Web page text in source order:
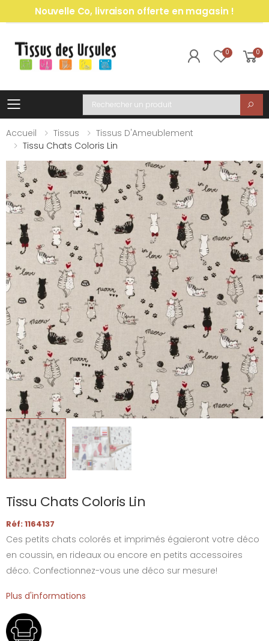
Nouvelle Co, livraison offerte en magasin !
0 0
Toggle mobile menu
Recherche
Accueil
Tissus
Tissus D'Ameublement
Tissu Chats Coloris Lin
Tissu Chats Coloris Lin
Réf: 1164137
Ces petits chats colorés et imprimés égaieront votre déco
en coussin, en rideaux ou encore en petits accessoires
déco. Confectionnez-vous une déco sur mesure!
Plus d'informations